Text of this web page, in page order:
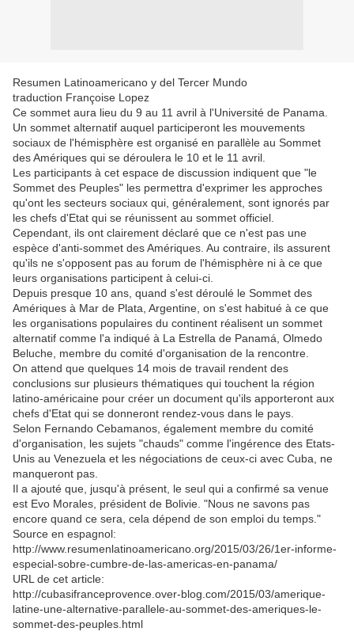
Resumen Latinoamericano y del Tercer Mundo
traduction Françoise Lopez
Ce sommet aura lieu du 9 au 11 avril à l'Université de Panama.
Un sommet alternatif auquel participeront les mouvements
sociaux de l'hémisphère est organisé en parallèle au Sommet
des Amériques qui se déroulera le 10 et le 11 avril.
Les participants à cet espace de discussion indiquent que "le
Sommet des Peuples" les permettra d'exprimer les approches
qu'ont les secteurs sociaux qui, généralement, sont ignorés par
les chefs d'Etat qui se réunissent au sommet officiel.
Cependant, ils ont clairement déclaré que ce n'est pas une
espèce d'anti-sommet des Amériques. Au contraire, ils assurent
qu'ils ne s'opposent pas au forum de l'hémisphère ni à ce que
leurs organisations participent à celui-ci.
Depuis presque 10 ans, quand s'est déroulé le Sommet des
Amériques à Mar de Plata, Argentine, on s'est habitué à ce que
les organisations populaires du continent réalisent un sommet
alternatif comme l'a indiqué à La Estrella de Panamá, Olmedo
Beluche, membre du comité d'organisation de la rencontre.
On attend que quelques 14 mois de travail rendent des
conclusions sur plusieurs thématiques qui touchent la région
latino-américaine pour créer un document qu'ils apporteront aux
chefs d'Etat qui se donneront rendez-vous dans le pays.
Selon Fernando Cebamanos, également membre du comité
d'organisation, les sujets "chauds" comme l'ingérence des Etats-
Unis au Venezuela et les négociations de ceux-ci avec Cuba, ne
manqueront pas.
Il a ajouté que, jusqu'à présent, le seul qui a confirmé sa venue
est Evo Morales, président de Bolivie. "Nous ne savons pas
encore quand ce sera, cela dépend de son emploi du temps."
Source en espagnol:
http://www.resumenlatinoamericano.org/2015/03/26/1er-informe-
especial-sobre-cumbre-de-las-americas-en-panama/
URL de cet article:
http://cubasifranceprovence.over-blog.com/2015/03/amerique-
latine-une-alternative-parallele-au-sommet-des-ameriques-le-
sommet-des-peuples.html